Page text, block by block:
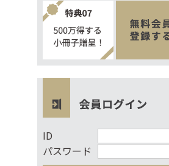
ID
パスワード